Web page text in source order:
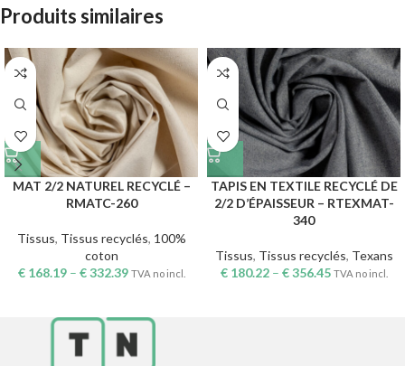
Produits similaires
MAT 2/2 NATUREL RECYCLÉ –
RMATC-260
Tissus, Tissus recyclés, 100%
coton
€168.19– €332.39 TVA no incl.
TAPIS EN TEXTILE RECYCLÉ DE
2/2 D’ÉPAISSEUR – RTEXMAT-
340
Tissus, Tissus recyclés, Texans
€180.22– €356.45 TVA no incl.